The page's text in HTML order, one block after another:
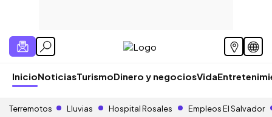
InicioNoticiasTurismoDinero y negociosVida
Terremotos Lluvias Hospital Rosales Empleos El Salvador